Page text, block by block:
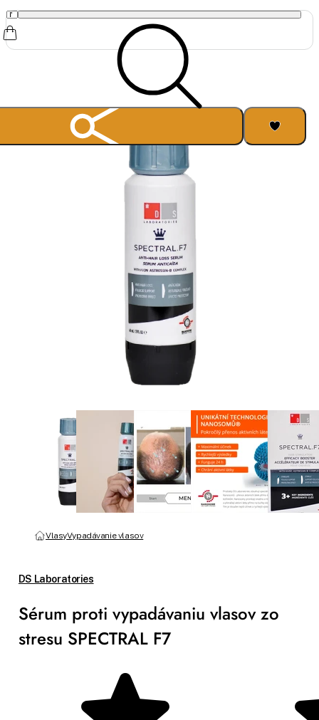
VlasyVypadávanie vlasov
DS Laboratories
Sérum proti vypadávaniu vlasov zo
stresu SPECTRAL F7